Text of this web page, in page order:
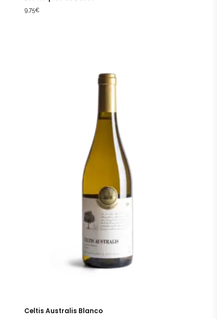
9,75€
Celtis Australis Blanco